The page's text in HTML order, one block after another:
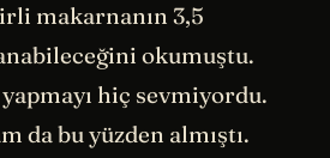
makarnanın 3,5
okumuştu.
hiç sevmiyordu.
da bu yüzden almıştı.